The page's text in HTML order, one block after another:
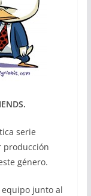
serie
producción
género.
junto al